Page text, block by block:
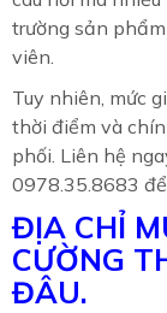
trường sản
viên.
Tuy nhiên, mức
thời điểm và
phối. Liên hệ
0978.35.8683
ĐỊA CHỈ
CƯỜNG
ĐÂU.